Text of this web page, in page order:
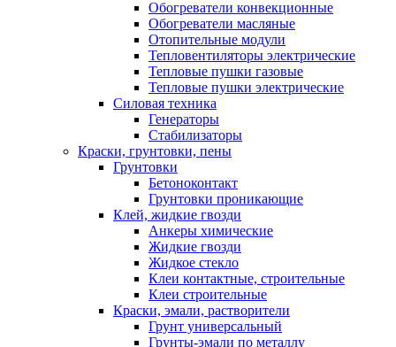
Обогреватели конвекционные
Обогреватели масляные
Отопительные модули
Тепловентиляторы электрические
Тепловые пушки газовые
Тепловые пушки электрические
Силовая техника
Генераторы
Стабилизаторы
Краски, грунтовки, пены
Грунтовки
Бетоноконтакт
Грунтовки проникающие
Клей, жидкие гвозди
Анкеры химические
Жидкие гвозди
Жидкое стекло
Клеи контактные, строительные
Клеи строительные
Краски, эмали, растворители
Грунт универсальный
Грунты-эмали по металлу